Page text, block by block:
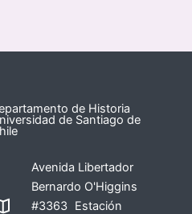
de Historia
de Santiago de
Avenida Libertador
Bernardo O'Higgins
#3363 Estación